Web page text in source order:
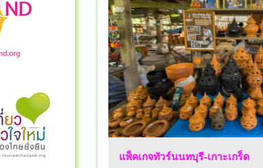
แพ็คเกจทัวร์นนทบุรี-เกาะเกร็ด